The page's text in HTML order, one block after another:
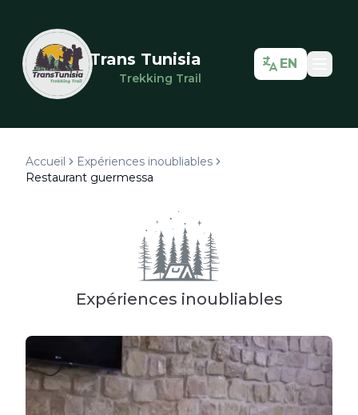
Trans Tunisia
Trekking Trail
EN
Accueil
Expériences inoubliables
Restaurant guermessa
Expériences inoubliables